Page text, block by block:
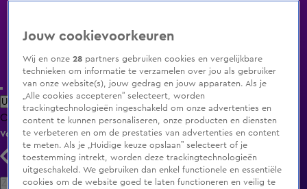
Uitzending Gemist Populaire programma's Zenders Genres
ClipsFilmsRadioSmart TV inlogShop
Volg KIJK
Zoeken
Jouw cookievoorkeuren
Wij en onze28 partners gebruiken cookies en vergelijkbare
technieken om informatie te verzamelen over jou als gebruiker
van onze website(s), jouw gedrag en jouw apparaten. Als je
„Alle cookies accepteren” selecteert, worden
trackingtechnologieën ingeschakeld om onze advertenties en
content te kunnen personaliseren, onze producten en diensten
te verbeteren en om de prestaties van advertenties en content
te meten. Als je „Huidige keuze opslaan” selecteert of je
toestemming intrekt, worden deze trackingtechnologieën
uitgeschakeld. We gebruiken dan enkel functionele en essentiële
cookies om de website goed te laten functioneren en veilig te